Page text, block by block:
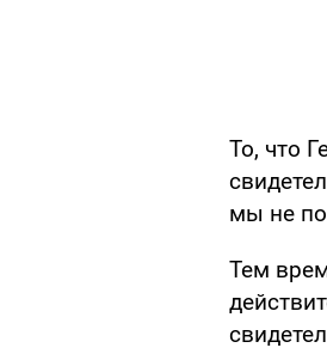
То, что
мы не
Тем